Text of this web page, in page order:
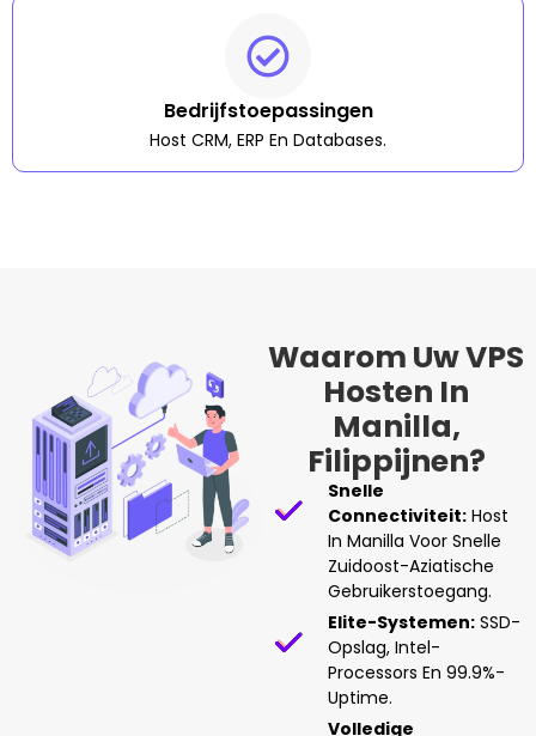
Bedrijfstoepassingen
Host CRM, ERP En Databases.
Waarom Uw VPS
Hosten In
Manilla,
Filippijnen?
Snelle
Connectiviteit: Host
In Manilla Voor Snelle
Zuidoost-Aziatische
Gebruikerstoegang.
Elite-Systemen: SSD-
Opslag, Intel-
Processors En 99.9%-
Uptime.
Volledige